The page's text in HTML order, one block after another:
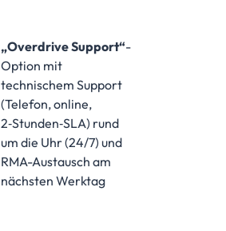
„Overdrive Support“-
Option mit
technischem Support
(Telefon, online,
2‑Stunden‑SLA) rund
um die Uhr (24/7) und
RMA-Austausch am
nächsten Werktag